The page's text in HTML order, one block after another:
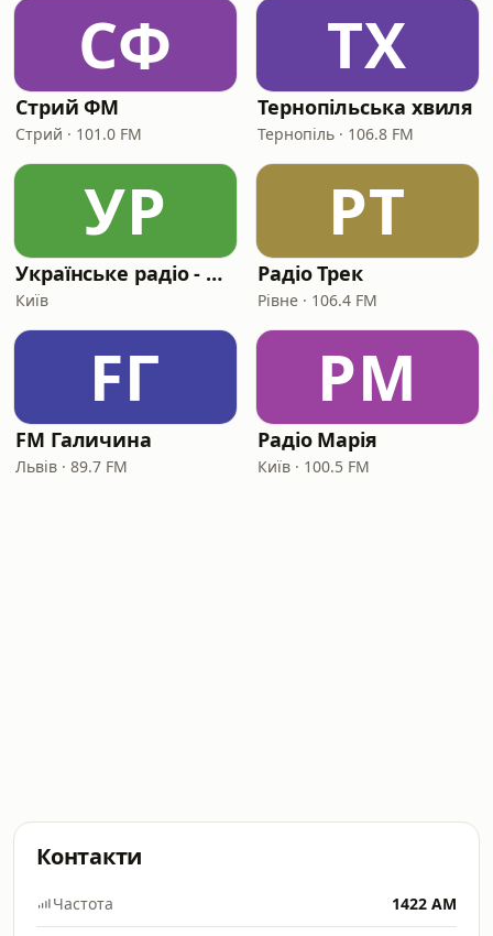
СФ
Стрий ФМ
Стрий · 101.0 FM
ТХ
Тернопільська хвиля
Тернопіль · 106.8 FM
УР
Українське радіо - Крим
Київ
РТ
Радіо Трек
Рівне · 106.4 FM
FГ
FM Галичина
Львів · 89.7 FM
РМ
Радіо Марія
Київ · 100.5 FM
Контакти
Частота 1422 AM